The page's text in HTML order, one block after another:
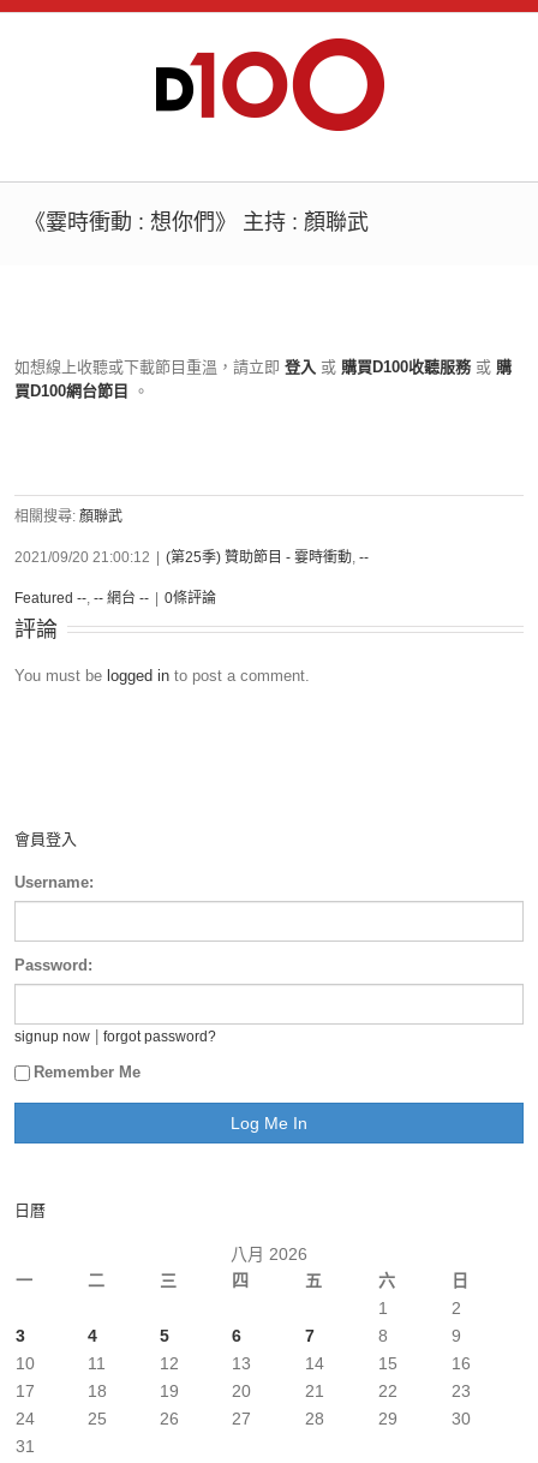
《霎時衝動 : 想你們》 主持 : 顏聯武
如想線上收聽或下載節目重溫，請立即 登入 或 購買D100收聽服務 或 購
買D100網台節目
。
相關搜尋: 顏聯武
2021/09/20 21:00:12 (第25季) 贊助節目 - 霎時衝動, --
Featured --, -- 網台 -- 0條評論
評論
You must be logged in to post a comment.
會員登入
Username:
Password:
signup now forgot password?
Remember Me
日曆
八月 2026
一
二 三 四 五 六 日
1
2
3
4 5 6 7 8
9
10
11 12 13 14 15
16
17
18 19 20 21 22
23
24
25 26 27 28 29
30
31